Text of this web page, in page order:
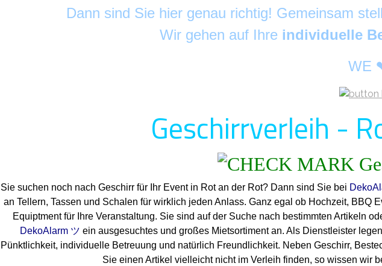
Dann sind Sie hier genau richtig! Gemeinsam
Wir gehen auf Ihre individuelle
WE
Geschirrverleih -
Sie suchen noch nach Geschirr für Ihr Event in Rot an der Rot? Dann sind Sie bei
an Tellern, Tassen und Schalen für wirklich jeden Anlass. Ganz egal ob Hochzeit,
Equiptment für Ihre Veranstaltung. Sie sind auf der Suche nach bestimmten Artikeln
DekoAlarm ツ ein ausgesuchtes und großes Mietsortiment an. Als Dienstleister
Pünktlichkeit, individuelle Betreuung und natürlich Freundlichkeit. Neben Geschirr,
Sie einen Artikel vielleicht nicht im Verleih finden, so wissen wir